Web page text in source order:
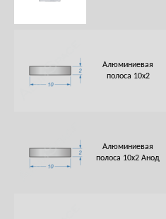
Алюминиевая
полоса 10х2
Алюминиевая
полоса 10х2 Анод